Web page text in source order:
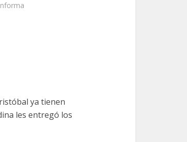
ya tienen
les entregó los